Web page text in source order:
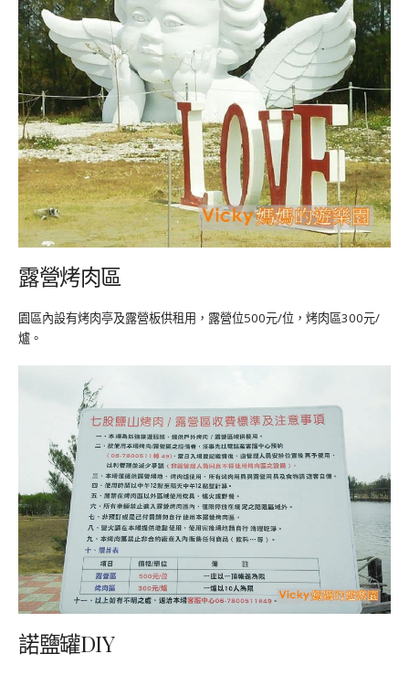
露營烤肉區
園區內設有烤肉亭及露營板供租用，露營位500元/位，烤肉區300元/
爐。
諾鹽罐DIY